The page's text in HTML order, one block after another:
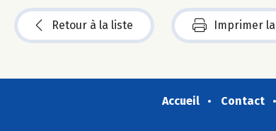
Retour à la liste Imprimer
Accueil Contact